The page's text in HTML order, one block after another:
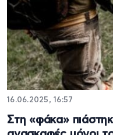
16.06.2025, 16:57
Στη «φάκα»